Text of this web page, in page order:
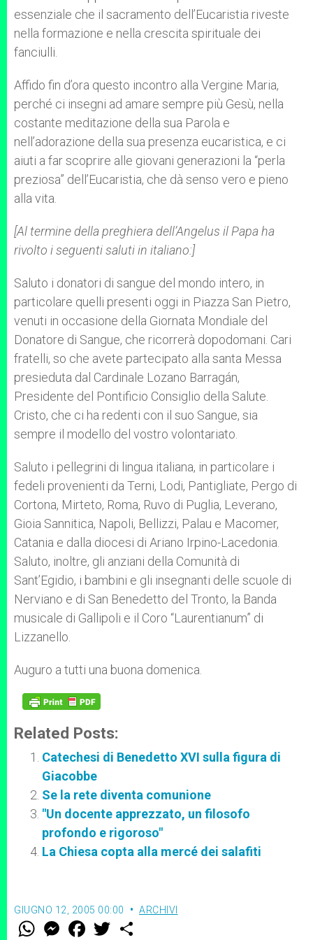
essenziale che il sacramento dell’Eucaristia riveste
nella formazione e nella crescita spirituale dei
fanciulli.
Affido fin d’ora questo incontro alla Vergine Maria,
perché ci insegni ad amare sempre più Gesù, nella
costante meditazione della sua Parola e
nell’adorazione della sua presenza eucaristica, e ci
aiuti a far scoprire alle giovani generazioni la “perla
preziosa” dell’Eucaristia, che dà senso vero e pieno
alla vita.
[Al termine della preghiera dell’Angelus il Papa ha
rivolto i seguenti saluti in italiano:]
Saluto i donatori di sangue del mondo intero, in
particolare quelli presenti oggi in Piazza San Pietro,
venuti in occasione della Giornata Mondiale del
Donatore di Sangue, che ricorrerà dopodomani. Cari
fratelli, so che avete partecipato alla santa Messa
presieduta dal Cardinale Lozano Barragán,
Presidente del Pontificio Consiglio della Salute.
Cristo, che ci ha redenti con il suo Sangue, sia
sempre il modello del vostro volontariato.
Saluto i pellegrini di lingua italiana, in particolare i
fedeli provenienti da Terni, Lodi, Pantigliate, Pergo di
Cortona, Mirteto, Roma, Ruvo di Puglia, Leverano,
Gioia Sannitica, Napoli, Bellizzi, Palau e Macomer,
Catania e dalla diocesi di Ariano Irpino-Lacedonia.
Saluto, inoltre, gli anziani della Comunità di
Sant’Egidio, i bambini e gli insegnanti delle scuole di
Nerviano e di San Benedetto del Tronto, la Banda
musicale di Gallipoli e il Coro “Laurentianum” di
Lizzanello.
Auguro a tutti una buona domenica.
Related Posts:
Catechesi di Benedetto XVI sulla figura di
Giacobbe
Se la rete diventa comunione
"Un docente apprezzato, un filosofo
profondo e rigoroso"
La Chiesa copta alla mercé dei salafiti
GIUGNO 12, 2005 00:00 ARCHIVI
W M
e
F
a w